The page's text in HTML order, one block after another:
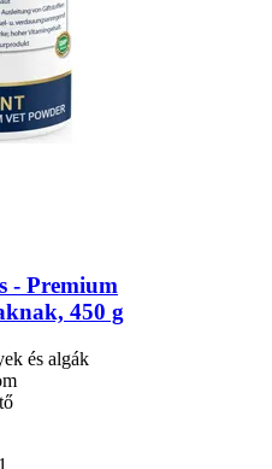
-​ Premium
450 g
és algák